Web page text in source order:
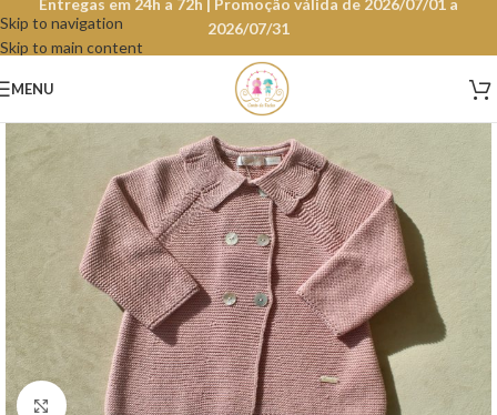
Skip to navigation
Skip to main content
Entregas em 24h a 72h | Promoção válida de 2026/07/01 a
2026/07/31
MENU
Clique para aumentar